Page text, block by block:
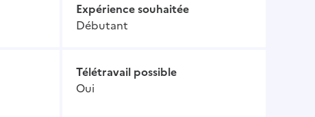
Expérience souhaitée
Débutant
Télétravail possible
Oui